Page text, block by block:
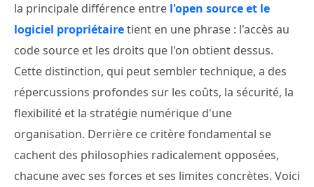
la principale différence entre l'open source et le
logiciel propriétairetient en une phrase : l'accès au
code source et les droits que l'on obtient dessus.
Cette distinction, qui peut sembler technique, a des
répercussions profondes sur les coûts, la sécurité, la
flexibilité et la stratégie numérique d'une
organisation. Derrière ce critère fondamental se
cachent des philosophies radicalement opposées,
chacune avec ses forces et ses limites concrètes. Voici